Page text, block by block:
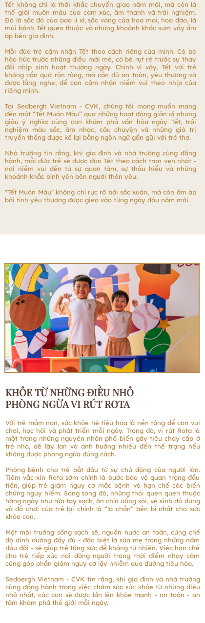
Tết không chỉ là thời khắc chuyển giao năm mới, mà còn là
thế giới muôn màu của cảm xúc, âm thanh và trải nghiệm.
Đó là sắc đỏ của bao lì xì, sắc vàng của hoa mai, hoa đào, là
mùi bánh Tết quen thuộc và những khoảnh khắc sum vầy ấm
áp bên gia đình.
Mỗi đứa trẻ cảm nhận Tết theo cách riêng của mình. Có bé
háo hức trước những điều mới mẻ, có bé rụt rè trước sự thay
đổi nhịp sinh hoạt thường ngày. Chính vì vậy, Tết với trẻ
không cần quá rộn ràng, mà cần đủ an toàn, yêu thương và
được lắng nghe, để con cảm nhận niềm vui theo nhịp của
riêng mình.
Tại Sedbergh Vietnam - CVK, chúng tôi mong muốn mang
đến một “Tết Muôn Màu” qua những hoạt động giản dị nhưng
giàu ý nghĩa: cùng con khám phá văn hóa ngày Tết, trải
nghiệm màu sắc, âm nhạc, câu chuyện và những giá trị
truyền thống được kể lại bằng ngôn ngữ gần gũi với trẻ thơ.
Nhà trường tin rằng, khi gia đình và nhà trường cùng đồng
hành, mỗi đứa trẻ sẽ được đón Tết theo cách trọn vẹn nhất -
nơi niềm vui đến từ sự quan tâm, sự thấu hiểu và những
khoảnh khắc bình yên bên người thân yêu.
"Tết Muôn Màu" không chỉ rực rỡ bởi sắc xuân, mà còn ấm áp
bởi tình yêu thương được gieo vào từng ngày đầu năm mới.
KHỎE TỪ NHỮNG ĐIỀU NHỎ
PHÒNG NGỪA VI RÚT ROTA
Với trẻ mầm non, sức khỏe hệ tiêu hóa là nền tảng để con vui
chơi, học hỏi và phát triển mỗi ngày. Trong đó, vi rút Rota là
một trong những nguyên nhân phổ biến gây tiêu chảy cấp ở
trẻ nhỏ, dễ lây lan và ảnh hưởng nhiều đến thể trạng nếu
không được phòng ngừa đúng cách.
Phòng bệnh cho trẻ bắt đầu từ sự chủ động của người lớn.
Tiêm vắc-xin Rota sớm chính là bước bảo vệ quan trọng đầu
tiên, giúp trẻ giảm nguy cơ mắc bệnh và hạn chế các biến
chứng nguy hiểm. Song song đó, những thói quen quen thuộc
hằng ngày như rửa tay sạch, ăn chín uống sôi, vệ sinh đồ dùng
và đồ chơi của trẻ lại chính là “lá chắn” bền bỉ nhất cho sức
khỏe con.
Một môi trường sống sạch sẽ, nguồn nước an toàn, cùng chế
độ dinh dưỡng đầy đủ - đặc biệt là sữa mẹ trong những năm
đầu đời - sẽ giúp trẻ tăng sức đề kháng tự nhiên. Việc hạn chế
cho trẻ tiếp xúc nơi đông người trong thời điểm nhạy cảm
cũng góp phần giảm nguy cơ lây nhiễm qua đường tiêu hóa.
Sedbergh Vietnam - CVK tin rằng, khi gia đình và nhà trường
cùng đồng hành trong việc chăm sóc sức khỏe từ những điều
nhỏ nhất, các con sẽ được lớn lên khỏe mạnh - an toàn - an
tâm khám phá thế giới mỗi ngày.